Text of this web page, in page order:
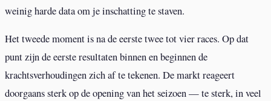
weinig harde data om je inschatting te staven.
Het tweede moment is na de eerste twee tot vier races. Op dat
punt zijn de eerste resultaten binnen en beginnen de
krachtsverhoudingen zich af te tekenen. De markt reageert
doorgaans sterk op de opening van het seizoen — te sterk, in veel